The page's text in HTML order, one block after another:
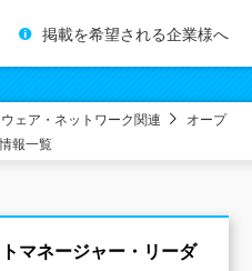
掲載を希望される企業様へ
ェア・ネットワーク関連
オープ
報一覧
マネージャー・リーダ